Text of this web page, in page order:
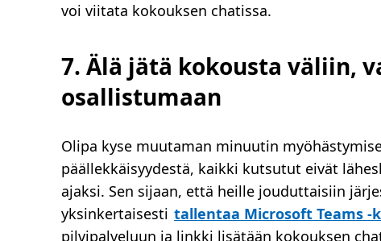
voi viitata kokouksen chatissa.
7. Älä jätä kokousta väliin,
osallistumaan
Olipa kyse muutaman minuutin
päällekkäisyydestä, kaikki kutsutut eivät
ajaksi. Sen sijaan, että heille jouduttaisiin
yksinkertaisesti tallentaa Microsoft Teams -
pilvipalveluun ja linkki lisätään kokouksen